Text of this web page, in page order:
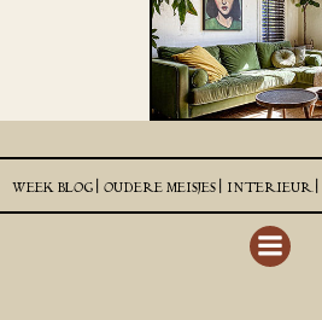
WEEK BLOG | OUDERE MEISJES | INTERIEUR |